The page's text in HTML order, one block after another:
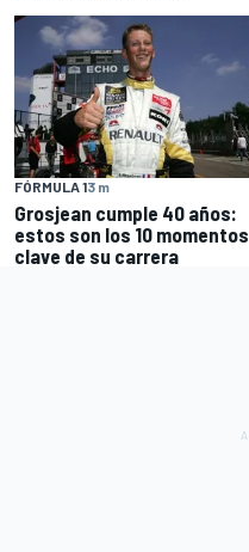
FÓRMULA 13 m
Grosjean cumple 40 años:
estos son los 10 momentos
clave de su carrera